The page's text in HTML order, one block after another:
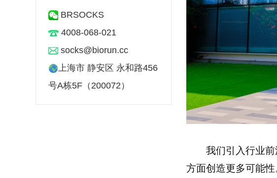
BRSOCKS
4008-068-021
socks@biorun.cc
上海市 静安区 永和路456
号A栋5F（200072）
我们引入行业
方面创造更多可能